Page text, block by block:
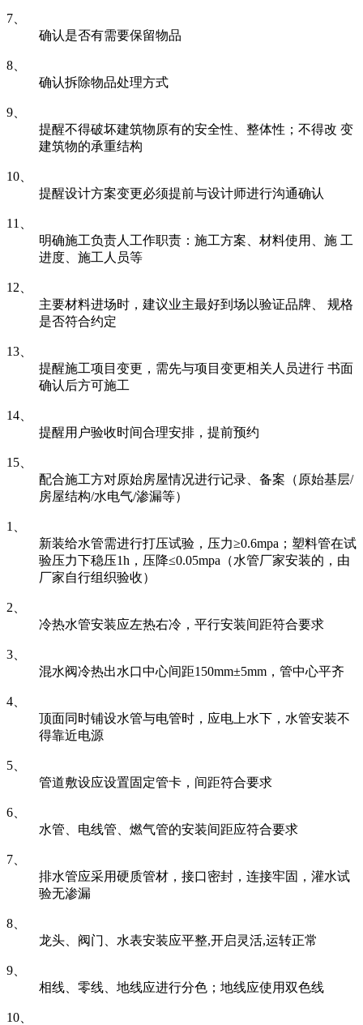
7、
确认是否有需要保留物品
8、
确认拆除物品处理方式
9、
提醒不得破坏建筑物原有的安全性、整体性；不得改 变
建筑物的承重结构
10、
提醒设计方案变更必须提前与设计师进行沟通确认
11、
明确施工负责人工作职责：施工方案、材料使用、施 工
进度、施工人员等
12、
主要材料进场时，建议业主最好到场以验证品牌、 规格
是否符合约定
13、
提醒施工项目变更，需先与项目变更相关人员进行 书面
确认后方可施工
14、
提醒用户验收时间合理安排，提前预约
15、
配合施工方对原始房屋情况进行记录、备案（原始基层/
房屋结构/水电气/渗漏等）
1、
新装给水管需进行打压试验，压力≥0.6mpa；塑料管在试
验压力下稳压1h，压降≤0.05mpa（水管厂家安装的，由
厂家自行组织验收）
2、
冷热水管安装应左热右冷，平行安装间距符合要求
3、
混水阀冷热出水口中心间距150mm±5mm，管中心平齐
4、
顶面同时铺设水管与电管时，应电上水下，水管安装不
得靠近电源
5、
管道敷设应设置固定管卡，间距符合要求
6、
水管、电线管、燃气管的安装间距应符合要求
7、
排水管应采用硬质管材，接口密封，连接牢固，灌水试
验无渗漏
8、
龙头、阀门、水表安装应平整,开启灵活,运转正常
9、
相线、零线、地线应进行分色；地线应使用双色线
10、